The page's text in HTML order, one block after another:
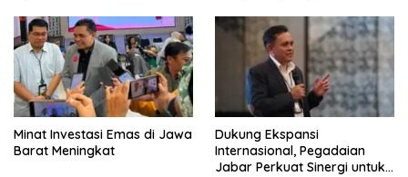
Minat Investasi Emas di Jawa
Barat Meningkat
Dukung Ekspansi
Internasional, Pegadaian
Jabar Perkuat Sinergi untuk